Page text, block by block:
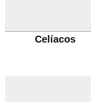
Celíacos